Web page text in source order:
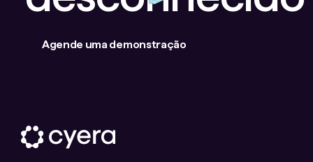
Agende uma demonstração